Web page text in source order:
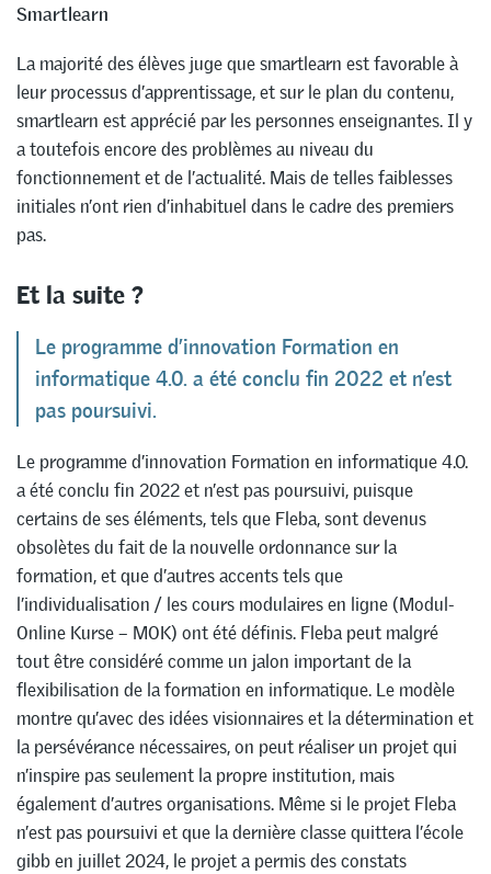
Smartlearn
La majorité des élèves juge que smartlearn est favorable à
leur processus d’apprentissage, et sur le plan du contenu,
smartlearn est apprécié par les personnes enseignantes. Il y
a toutefois encore des problèmes au niveau du
fonctionnement et de l’actualité. Mais de telles faiblesses
initiales n’ont rien d’inhabituel dans le cadre des premiers
pas.
Et la suite ?
Le programme d’innovation Formation en
informatique 4.0. a été conclu fin 2022 et n’est
pas poursuivi.
Le programme d’innovation Formation en informatique 4.0.
a été conclu fin 2022 et n’est pas poursuivi, puisque
certains de ses éléments, tels que Fleba, sont devenus
obsolètes du fait de la nouvelle ordonnance sur la
formation, et que d’autres accents tels que
l’individualisation / les cours modulaires en ligne (Modul-
Online Kurse – MOK) ont été définis. Fleba peut malgré
tout être considéré comme un jalon important de la
flexibilisation de la formation en informatique. Le modèle
montre qu’avec des idées visionnaires et la détermination et
la persévérance nécessaires, on peut réaliser un projet qui
n’inspire pas seulement la propre institution, mais
également d’autres organisations. Même si le projet Fleba
n’est pas poursuivi et que la dernière classe quittera l’école
gibb en juillet 2024, le projet a permis des constats